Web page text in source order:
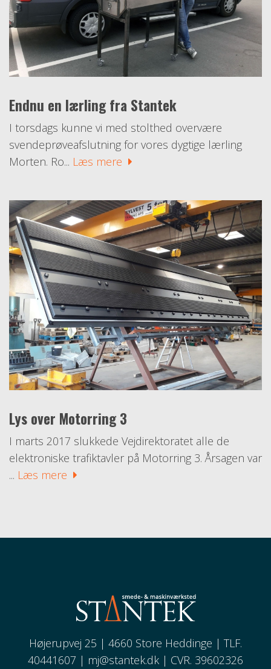
Endnu en lærling fra Stantek
I torsdags kunne vi med stolthed overvære
svendeprøveafslutning for vores dygtige lærling
Morten. Ro... Læs mere
Lys over Motorring 3
I marts 2017 slukkede Vejdirektoratet alle de
elektroniske trafiktavler på Motorring 3. Årsagen var
... Læs mere
Højerupvej 25 | 4660 Store Heddinge | TLF.
40441607 | mj@stantek.dk | CVR. 39602326